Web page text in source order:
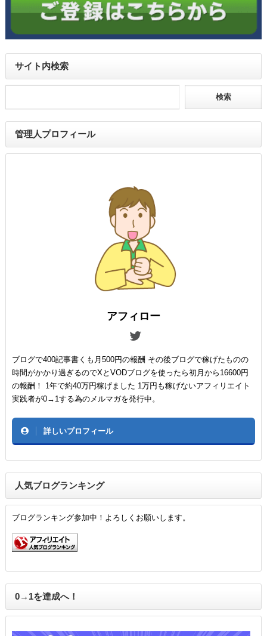
サイト内検索
管理人プロフィール
アフィロー
ブログで400記事書くも月500円の報酬 その後ブログで稼げたものの
時間がかかり過ぎるのでXとVODブログを使ったら初月から16600円
の報酬！ 1年で約40万円稼げました 1万円も稼げないアフィリエイト
実践者が0→1する為のメルマガを発行中。
詳しいプロフィール
人気ブログランキング
ブログランキング参加中！よろしくお願いします。
0→1を達成へ！